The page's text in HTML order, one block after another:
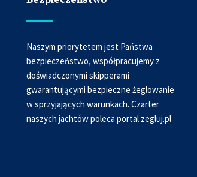
Naszym priorytetem jest Państwa
bezpieczeństwo, współpracujemy z
doświadczonymi skipperami
gwarantującymi bezpieczne żeglowanie
w sprzyjających warunkach. Czarter
naszych jachtów poleca portal zegluj.pl